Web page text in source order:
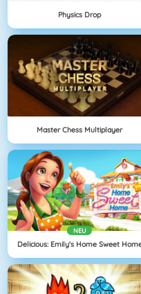
Physics Drop
Master Chess Multiplayer
NEU
Delicious: Emily's Home Sweet